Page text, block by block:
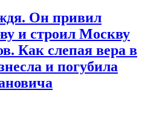
Он привил
и строил Москву
Как слепая вера в
и погубила